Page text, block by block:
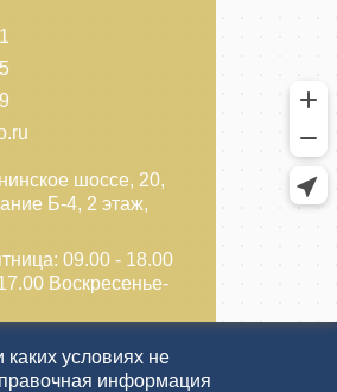
шоссе, 20,
Б-4, 2 этаж,
09.00 - 18.00
Воскресенье-
условиях не
информация